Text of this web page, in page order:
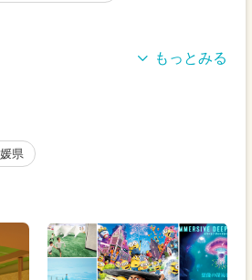
ッフェ
ト
県